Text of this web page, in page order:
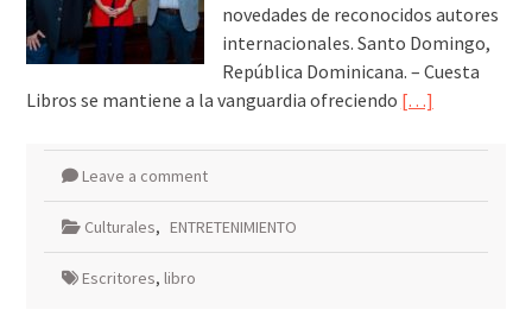
novedades de reconocidos autores
internacionales. Santo Domingo,
República Dominicana. – Cuesta
Libros se mantiene a la vanguardia ofreciendo […]
Leave a comment
Culturales, ENTRETENIMIENTO
Escritores, libro